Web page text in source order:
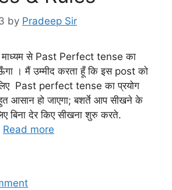
by Pradeep Sir
माध्यम से Past Perfect tense का
। मैं उम्मीद करता हूँ कि इस post को
Past perfect tense का प्रयोग
आसान हो जाएगा; बशर्ते आप सीखने के
बिना देर किए सीखना शुरु करते.
Read more